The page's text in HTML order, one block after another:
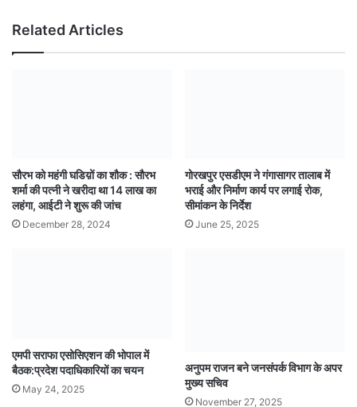
Related Articles
सौरभ को महंगी घडिय़ों का शौक : सौरभ
शर्मा की पत्नी ने खरीदा था 14 लाख का
लहंगा, आईटी ने शुरू की जांच
December 28, 2024
गोरखपुर एसडीएम ने गंगासागर तालाब में
भराई और निर्माण कार्य पर लगाई रोक,
सीमांकन के निर्देश
June 25, 2025
एमपी सराफा एसोसिएशन की भोपाल में
बैठक:प्रदेश पदाधिकारियों का चयन
May 24, 2025
अनुपम राजन बने जनसंपर्क विभाग के अपर
मुख्य सचिव
November 27, 2025